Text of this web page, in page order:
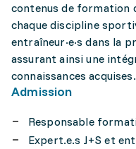
contenus de formation
chaque discipline
entraîneur·e·s dans la
assurant ainsi une
connaissances acquises.
Admission
Responsable
Expert.e.s J+S et